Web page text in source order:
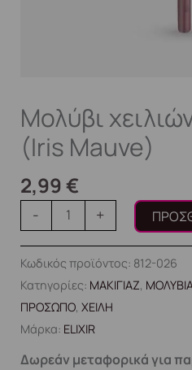
Μολύβι
(Iris Mauve)
2,99€
- +
Κωδικός προϊόντος: 812-026
Κατηγορίες: ΜΑΚΙΓΙΑΖ,
ΠΡΟΣΩΠΟ, ΧΕΙΛΗ
Μάρκα: ELIXIR
Δωρεάν μεταφορικά για